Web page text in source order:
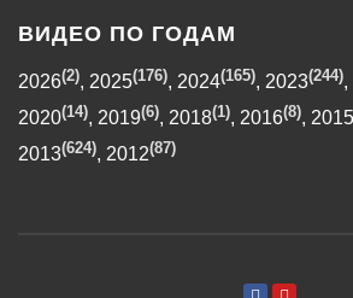
ВИДЕО ПО ГОДАМ
2026(2), 2025(176), 2024(165), 2023(244),
2020(14), 2019(6), 2018(1), 2016(8), 2015
2013(624), 2012(87)